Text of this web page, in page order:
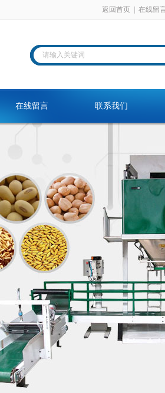
返回首页 在线留
在线留言 联系我们